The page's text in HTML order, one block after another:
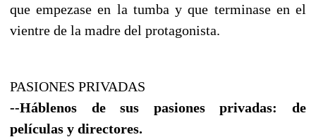
que empezase en la tumba y que terminase en el
vientre de la madre del protagonista.
PASIONES PRIVADAS
--Háblenos de sus pasiones privadas: de
películas y directores.